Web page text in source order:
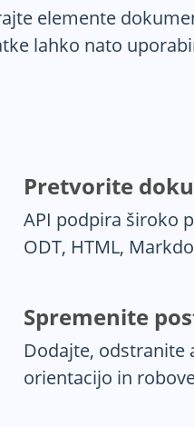
elemente
lahko nato
Pretvorite
API podpira široko
ODT, HTML,
Spremenite
Dodajte, odstranite
orientacijo in